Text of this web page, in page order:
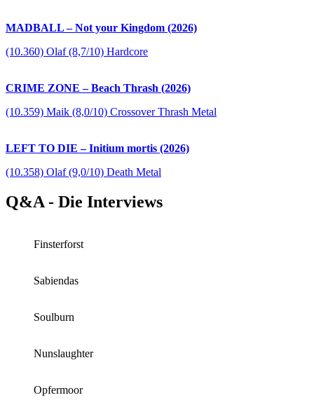
MADBALL – Not your Kingdom (2026)
(10.360) Olaf (8,7/10) Hardcore
CRIME ZONE – Beach Thrash (2026)
(10.359) Maik (8,0/10) Crossover Thrash Metal
LEFT TO DIE – Initium mortis (2026)
(10.358) Olaf (9,0/10) Death Metal
Q&A - Die Interviews
Finsterforst
Sabiendas
Soulburn
Nunslaughter
Opfermoor